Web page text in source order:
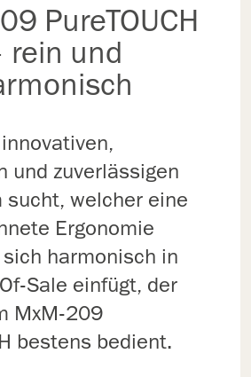
PureTOUCH
rein und
und zuverlässigen
sucht, welcher eine
Ergonomie
harmonisch in
Sale einfügt, der
MxM-209
bestens bedient.